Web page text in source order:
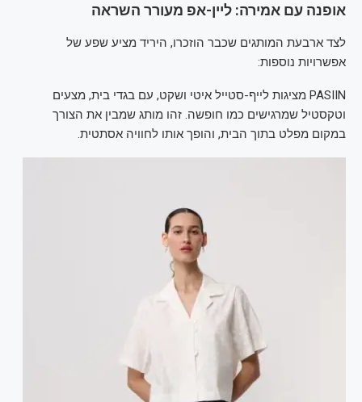
אופנה עם אמירה: ליין-אפ מעורר השראה
לצד ארבעת המותגים שכבר הוזכרו, היריד מציע שפע של
אפשרויות נוספות:
PASIIN מציגות לייף-סטייל איטי ושקט, עם בגדי בית, מצעים
וטקסטיל שמרגישים כמו חופשה. זהו מותג שמבין את הצורך
במקום מפלט בתוך הבית, והופך אותו לחוויה אסתטית.